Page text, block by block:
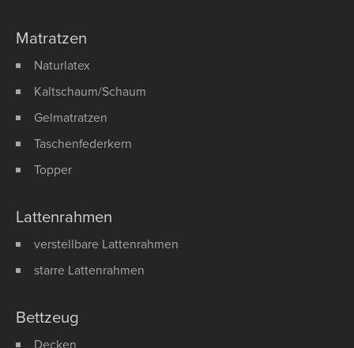
Matratzen
Naturlatex
Kaltschaum/Schaum
Gelmatratzen
Taschenfederkern
Topper
Lattenrahmen
verstellbare Lattenrahmen
starre Lattenrahmen
Bettzeug
Decken